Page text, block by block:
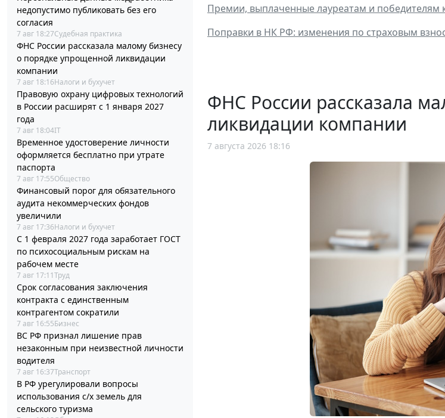
недопустимо публиковать без его
согласия
7 авг 18:27Судебная практика
ФНС России рассказала малому бизнесу
о порядке упрощенной ликвидации
компании
7 авг 18:16Налоги и бухучет
Правовую охрану цифровых технологий
в России расширят с 1 января 2027
года
7 авг 18:04IT
Временное удостоверение личности
оформляется бесплатно при утрате
паспорта
7 авг 17:55Общество
Финансовый порог для обязательного
аудита некоммерческих фондов
увеличили
7 авг 17:36Налоги и бухучет
С 1 февраля 2027 года заработает ГОСТ
по психосоциальным рискам на
рабочем месте
7 авг 17:11Труд
Срок согласования заключения
контракта с единственным
контрагентом сократили
7 авг 16:55Бизнес
ВС РФ признал лишение прав
незаконным при неизвестной личности
водителя
7 авг 16:37Транспорт
В РФ урегулировали вопросы
использования с/х земель для
сельского туризма
Премии, выплаченные лауреатам и победителям
Поправки в НК РФ: изменения по страховым
ФНС России рассказала
ликвидации компании
7 августа 2026 18:16